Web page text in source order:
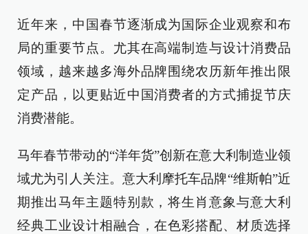
近年来，中国春节逐渐成为国际企业观察和布
局的重要节点。尤其在高端制造与设计消费品
领域，越来越多海外品牌围绕农历新年推出限
定产品，以更贴近中国消费者的方式捕捉节庆
消费潜能。
马年春节带动的“洋年货”创新在意大利制造业领
域尤为引人关注。意大利摩托车品牌“维斯帕”近
期推出马年主题特别款，将生肖意象与意大利
经典工业设计相融合，在色彩搭配、材质选择